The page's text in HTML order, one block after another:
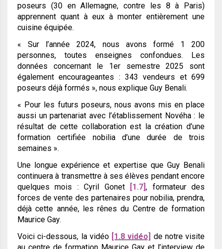
poseurs (30 en Allemagne, contre les 8 à Paris)
apprennent quant à eux à monter entièrement une
cuisine équipée.
« Sur l’année 2024, nous avons formé 1 200
personnes, toutes enseignes confondues. Les
données concernant le 1er semestre 2025 sont
également encourageantes : 343 vendeurs et 699
poseurs déjà formés », nous explique Guy Benali.
« Pour les futurs poseurs, nous avons mis en place
aussi un partenariat avec l’établissement Novéha : le
résultat de cette collaboration est la création d’une
formation certifiée nobilia d’une durée de trois
semaines ».
Une longue expérience et expertise que Guy Benali
continuera à transmettre à ses élèves pendant encore
quelques mois : Cyril Gonet
[1.7], formateur des
forces de vente des partenaires pour nobilia, prendra,
déjà cette année, les rênes du Centre de formation
Maurice Gay.
Voici ci-dessous, la vidéo [1.8 vidéo] de notre visite